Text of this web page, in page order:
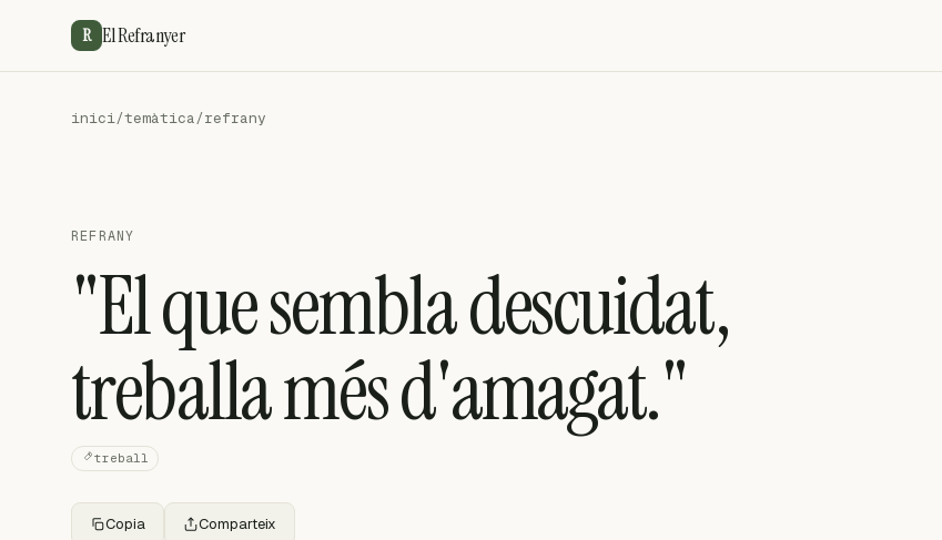
R El Refranyer
inici/temàtica/refrany
REFRANY
"El que sembla descuidat,
treballa més d'amagat."
treball
Copia Comparteix